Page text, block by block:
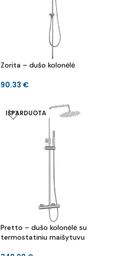
Zorita – dušo kolonėlė
90.33 €
IŠPARDUOTA
Pretto – dušo kolonėlė su
termostatiniu maišytuvu
348.98 €